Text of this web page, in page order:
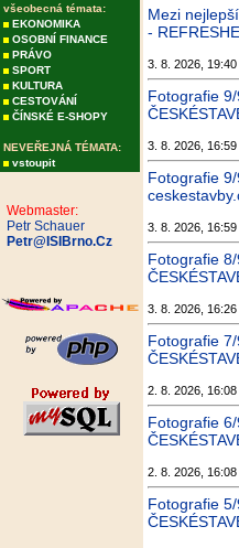
všeobecná témata:
EKONOMIKA
OSOBNÍ FINANCE
PRÁVO
SPORT
KULTURA
CESTOVÁNÍ
ČÍNSKÉ E-SHOPY
NEVEŘEJNÁ TÉMATA:
vstoupit
Webmaster:
Petr Schauer
Petr@ISIBrno.Cz
Mezi
-
3. 8. 2026, 19:40
Fotografie
3. 8. 2026, 16:59
Fotografie
3. 8. 2026, 16:59
Fotografie
3. 8. 2026, 16:26
Fotografie
2. 8. 2026, 16:08
Fotografie
2. 8. 2026, 16:08
Fotografie